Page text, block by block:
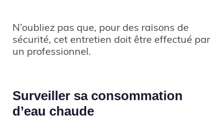
N’oubliez pas que, pour des raisons de
sécurité, cet entretien doit être effectué par
un professionnel.
Surveiller sa consommation
d’eau chaude